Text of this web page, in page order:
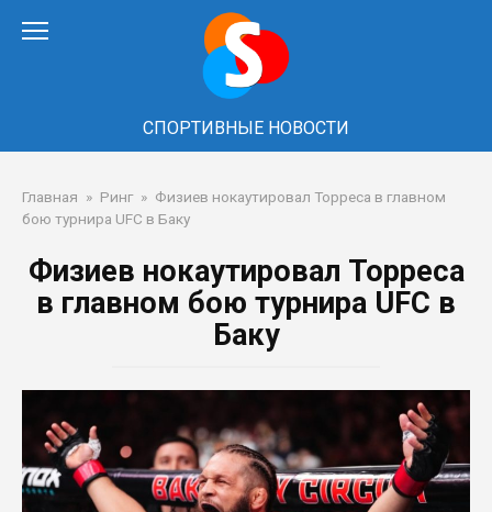
СПОРТИВНЫЕ НОВОСТИ
Главная » Ринг » Физиев нокаутировал Торреса в главном
бою турнира UFC в Баку
Физиев нокаутировал Торреса
в главном бою турнира UFC в
Баку